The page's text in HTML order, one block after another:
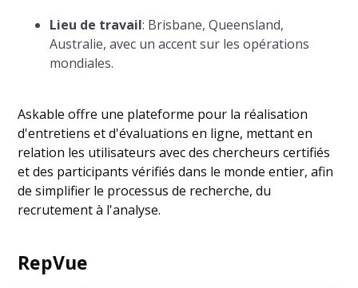
Lieu de travail: Brisbane, Queensland,
Australie, avec un accent sur les opérations
mondiales.
Askable offre une plateforme pour la réalisation
d'entretiens et d'évaluations en ligne, mettant en
relation les utilisateurs avec des chercheurs certifiés
et des participants vérifiés dans le monde entier, afin
de simplifier le processus de recherche, du
recrutement à l'analyse.
RepVue